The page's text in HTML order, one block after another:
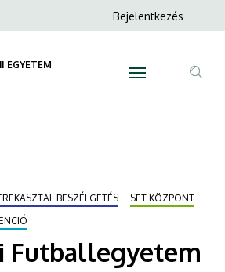
Anonim
menüje
Bejelentkezés
EGYETEM
BESZÉLGETÉS
SET KÖZPONT
Futballegyetem